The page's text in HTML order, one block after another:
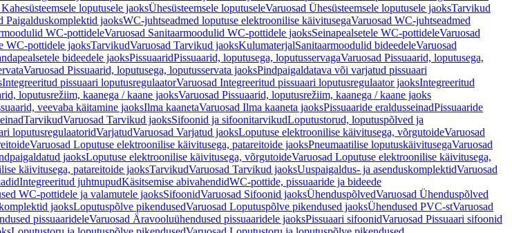
loputusele jaoksÜhesüsteemsele loputuseleVaruosad Ühesüsteemsele loputusele jaoksTarvikud
Paigalduskomplektid jaoksWC-juhtseadmed loputuse elektroonilise käivitusegaVaruosad WC-juhtseadmed
WC-pottideleVaruosad Sanitaarmoodulid WC-pottidele jaoksSeinapealsetele WC-pottideleVaruosad
WC-pottidele jaoksTarvikudVaruosad Tarvikud jaoksKulumaterjalSanitaarmoodulid bideedeleVaruosad
bideedele jaoksPissuaaridPissuaarid, loputusega, loputusservagaVaruosad Pissuaarid, loputusega,
Varuosad Pissuaarid, loputusega, loputusservata jaoksPindpaigaldatava või varjatud pissuaari
Integreeritud pissuaari loputusregulaatorVaruosad Integreeritud pissuaari loputusregulaator jaoksIntegreeritud
loputusrežiim, kaanega / kaane jaoksVaruosad Pissuaarid, loputusrežiim, kaanega / kaane jaoks
veevaba käitamine jaoksIlma kaanetaVaruosad Ilma kaaneta jaoksPissuaaride eraldusseinadPissuaaride
TarvikudVaruosad Tarvikud jaoksSifoonid ja sifoonitarvikudLoputustorud, loputuspõlved ja
loputusregulaatoridVarjatudVaruosad Varjatud jaoksLoputuse elektroonilise käivitusega, võrgutoideVaruosad
Varuosad Loputuse elektroonilise käivitusega, patareitoide jaoksPneumaatilise loputuskäivitusegaVaruosad
jaoksLoputuse elektroonilise käivitusega, võrgutoideVaruosad Loputuse elektroonilise käivitusega,
käivitusega, patareitoide jaoksTarvikudVaruosad Tarvikud jaoksUuspaigaldus- ja asenduskomplektidVaruosad
Integreeritud juhtnupudKäsitsemise abivahendidWC-pottide, pissuaaride ja bideede
WC-pottidele ja valamutele jaoksSifoonidVaruosad Sifoonid jaoksÜhenduspõlvedVaruosad Ühenduspõlved
jaoksLoputuspõlve pikendusedVaruosad Loputuspõlve pikendused jaoksÜhendused PVC-stVaruosad
pissuaarideleVaruosad Äravooluühendused pissuaaridele jaoksPissuaari sifoonidVaruosad Pissuaari sifoonid